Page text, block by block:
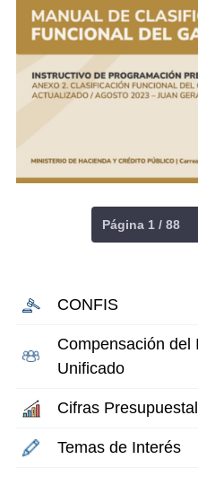
Página 1 / 88
CONFIS
Compensación del
Unificado
Cifras
Temas de Interés